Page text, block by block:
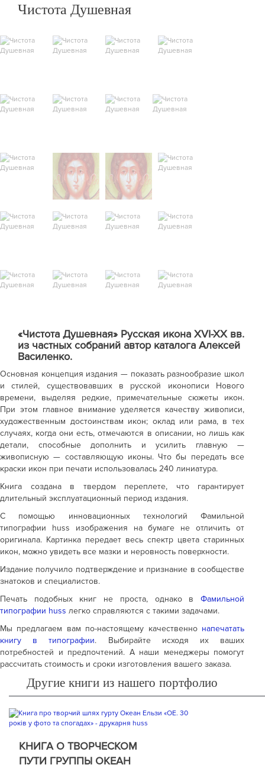
Чистота Душевная
«Чистота Душевная» Русская икона XVI-XX вв.
из частных собраний автор каталога Алексей
Василенко.
Основная концепция издания — показать разнообразие школ
и стилей, существовавших в русской иконописи Нового
времени, выделяя редкие, примечательные сюжеты икон.
При этом главное внимание уделяется качеству живописи,
художественным достоинствам икон; оклад или рама, в тех
случаях, когда они есть, отмечаются в описании, но лишь как
детали, способные дополнить и усилить главную —
живописную — составляющую иконы. Что бы передать все
краски икон при печати использовалась 240 линиатура.
Книга создана в твердом переплете, что гарантирует
длительный эксплуатационный период издания.
С помощью инновационных технологий Фамильной
типографии huss изображения на бумаге не отличить от
оригинала. Картинка передает весь спектр цвета старинных
икон, можно увидеть все мазки и неровность поверхности.
Издание получило подтверждение и признание в сообществе
знатоков и специалистов.
Печать подобных книг не проста, однако в Фамильной
типографии huss легко справляются с такими задачами.
Мы предлагаем вам по-настоящему качественнонапечатать
книгу в типографии. Выбирайте исходя их ваших
потребностей и предпочтений. А наши менеджеры помогут
рассчитать стоимость и сроки изготовления вашего заказа.
Другие книги из нашего портфолио
КНИГА О ТВОРЧЕСКОМ
ПУТИ ГРУППЫ ОКЕАН